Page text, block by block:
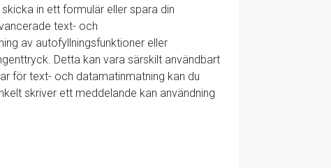
in ett formulär eller spara din
text- och
av autofyllningsfunktioner eller
Detta kan vara särskilt användbart
för text- och datamatinmatning kan du
skriver ett meddelande kan användning